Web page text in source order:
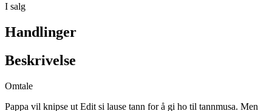
I salg
Handlinger
Beskrivelse
Omtale
Pappa vil knipse ut Edit si lause tann for å gi ho til tannmusa. Men